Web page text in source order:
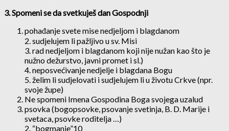
3. Spomeni se da svetkuješ dan Gospodnji
pohađanje svete mise nedjeljom i blagdanom
2. sudjelujem li pažljivo u sv. Misi
3. rad nedjeljom i blagdanom koji nije nužan kao što je
nužno dežurstvo, javni promet i sl.)
4. neposvećivanje nedjelje i blagdana Bogu
5. želim li sudjelovati i sudjelujem li u životu Crkve (npr.
svoje župe)
Ne spomeni Imena Gospodina Boga svojega uzalud
psovka (bogopsovke, psovanje svetinja, B. D. Marije i
svetaca, psovke roditelja …)
2. “bogmanje”10